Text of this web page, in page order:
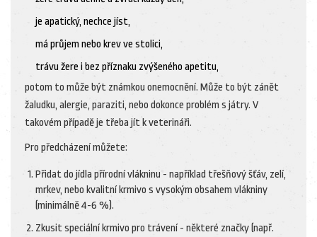
je apatický, nechce jíst,
má průjem nebo krev ve stolici,
trávu žere i bez příznaku zvýšeného apetitu,
potom to může být známkou onemocnění. Může to být zánět
žaludku, alergie, paraziti, nebo dokonce problém s játry. V
takovém případě je třeba jít k veterináři.
Pro předcházení můžete:
Přidat do jídla přírodní vlákninu - například třešňový šťáv, zelí,
mrkev, nebo kvalitní krmivo s vysokým obsahem vlákniny
(minimálně 4-6 %).
Zkusit speciální krmivo pro trávení - některé značky (např.